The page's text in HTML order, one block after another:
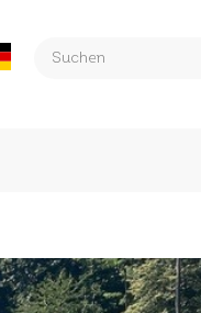
Search